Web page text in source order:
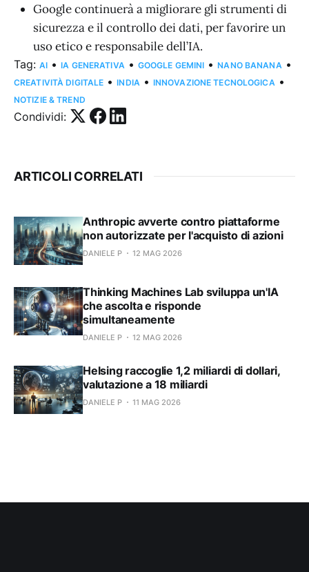
Google continuerà a migliorare gli strumenti di
sicurezza e il controllo dei dati, per favorire un
uso etico e responsabile dell’IA.
Tag: AI • IA GENERATIVA • GOOGLE GEMINI • NANO BANANA •
CREATIVITÀ DIGITALE • INDIA • INNOVAZIONE TECNOLOGICA •
NOTIZIE & TREND
Condividi:
ARTICOLI CORRELATI
Anthropic avverte contro piattaforme
non autorizzate per l'acquisto di azioni
DANIELE P 12 MAG 2026
Thinking Machines Lab sviluppa un'IA
che ascolta e risponde
simultaneamente
DANIELE P 12 MAG 2026
Helsing raccoglie 1,2 miliardi di dollari,
valutazione a 18 miliardi
DANIELE P 11 MAG 2026